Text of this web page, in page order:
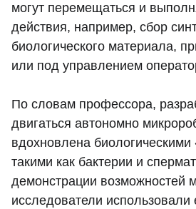
могут перемещаться и
действия, например, сбор
биологического материала,
или под управлением
По словам профессора,
двигаться автономно
вдохновлена
такими как бактерии и
демонстрации возможностей
исследователи использовали